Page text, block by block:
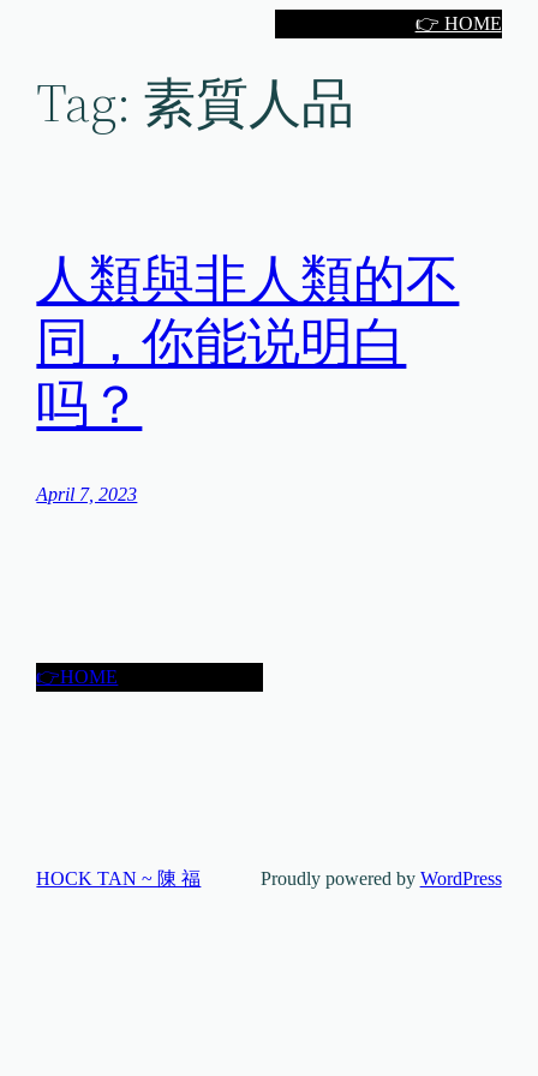
👉 HOME
Tag: 素質人品
人類與非人類的不
同，你能说明白
吗？
April 7, 2023
👉HOME
HOCK TAN ~ 陳 福 Proudly powered by WordPress